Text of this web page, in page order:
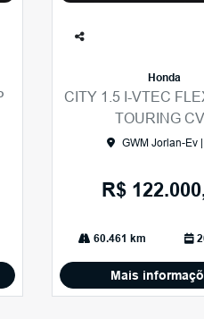
lhe
Honda
CITY 1.5 I-VTEC
TOURING
GWM Jorlan-Ev
R$
60.461 km
Mais